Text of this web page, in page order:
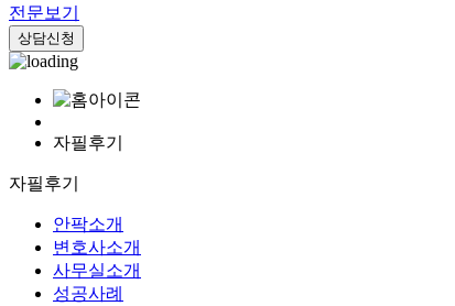
전문보기
상담신청
자필후기
자필후기
안팍소개
변호사소개
사무실소개
성공사례